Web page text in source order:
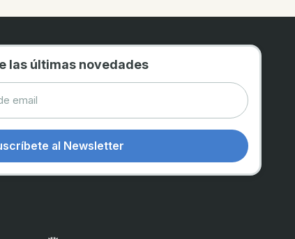
las últimas novedades
al Newsletter